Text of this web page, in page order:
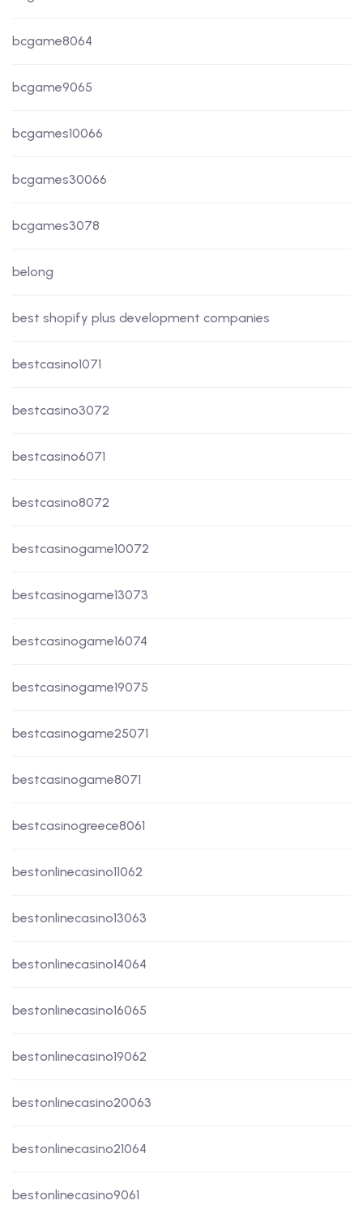
bcgame8064
bcgame9065
bcgames10066
bcgames30066
bcgames3078
belong
best shopify plus development companies
bestcasino1071
bestcasino3072
bestcasino6071
bestcasino8072
bestcasinogame10072
bestcasinogame13073
bestcasinogame16074
bestcasinogame19075
bestcasinogame25071
bestcasinogame8071
bestcasinogreece8061
bestonlinecasino11062
bestonlinecasino13063
bestonlinecasino14064
bestonlinecasino16065
bestonlinecasino19062
bestonlinecasino20063
bestonlinecasino21064
bestonlinecasino9061